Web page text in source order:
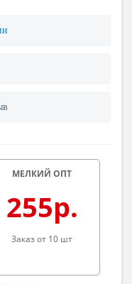
МЕЛКИЙ ОПТ
255р.
Заказ от 10 шт